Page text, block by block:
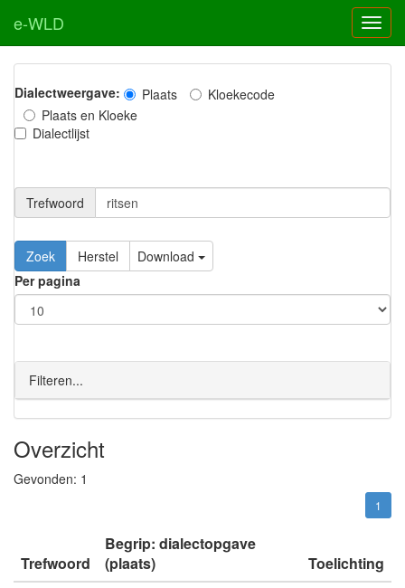
e-WLD
Dialectweergave: Plaats
Kloekecode
Plaats en Kloeke
Dialectlijst
Trefwoord
Download
Per pagina
Filteren...
Overzicht
Gevonden: 1
1
Trefwoord
Begrip: dialectopgave
(plaats)
Toelichting